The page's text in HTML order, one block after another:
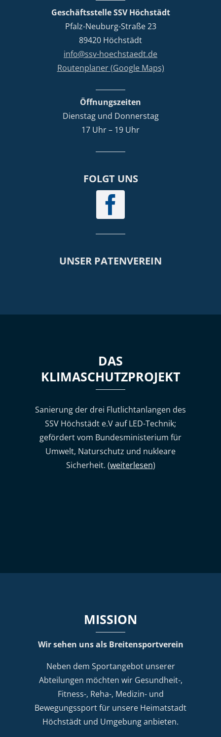
Geschäftsstelle SSV Höchstädt
Pfalz-Neuburg-Straße 23
89420 Höchstädt
info@ssv-hoechstaedt.de
Routenplaner (Google Maps)
Öffnungszeiten
Dienstag und Donnerstag
17 Uhr – 19 Uhr
FOLGT UNS
UNSER PATENVEREIN
DAS
KLIMASCHUTZPROJEKT
Sanierung der drei Flutlichtanlangen des
SSV Höchstädt e.V auf LED-Technik;
gefördert vom Bundesministerium für
Umwelt, Naturschutz und nukleare
Sicherheit. (weiterlesen)
MISSION
Wir sehen uns als Breitensportverein
Neben dem Sportangebot unserer
Abteilungen möchten wir Gesundheit-,
Fitness-, Reha-, Medizin- und
Bewegungssport für unsere Heimatstadt
Höchstädt und Umgebung anbieten.